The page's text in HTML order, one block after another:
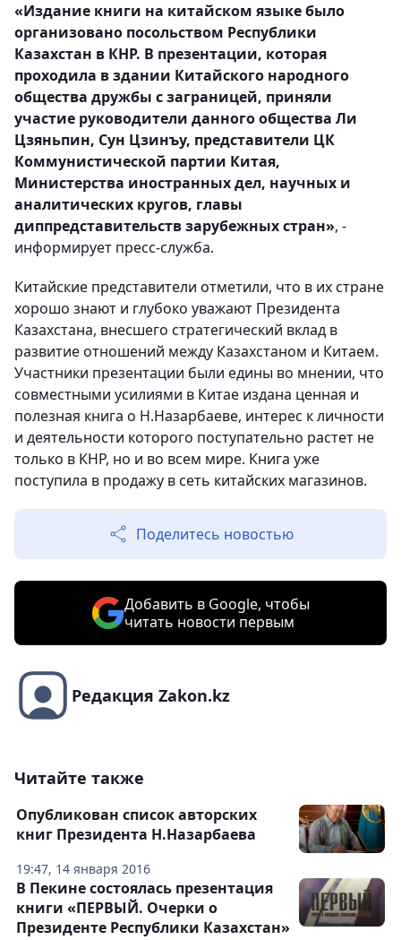
«Издание книги на китайском языке было
организовано посольством Республики
Казахстан в КНР. В презентации, которая
проходила в здании Китайского народного
общества дружбы с заграницей, приняли
участие руководители данного общества Ли
Цзяньпин, Сун Цзинъу, представители ЦК
Коммунистической партии Китая,
Министерства иностранных дел, научных и
аналитических кругов, главы
диппредставительств зарубежных стран», -
информирует пресс-служба.
Китайские представители отметили, что в их стране
хорошо знают и глубоко уважают Президента
Казахстана, внесшего стратегический вклад в
развитие отношений между Казахстаном и Китаем.
Участники презентации были едины во мнении, что
совместными усилиями в Китае издана ценная и
полезная книга о Н.Назарбаеве, интерес к личности
и деятельности которого поступательно растет не
только в КНР, но и во всем мире. Книга уже
поступила в продажу в сеть китайских магазинов.
Поделитесь новостью
Добавить в Google, чтобы
читать новости первым
Редакция Zakon.kz
Читайте также
19:47, 14 января 2016
Опубликован список авторских
книг Президента Н.Назарбаева
В Пекине состоялась презентация
книги «ПЕРВЫЙ. Очерки о
Президенте Республики Казахстан»